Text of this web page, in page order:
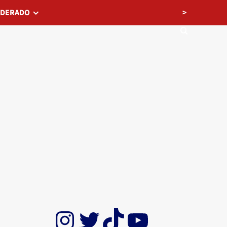
>
Instagram
Twitter
TikTok
YouTube